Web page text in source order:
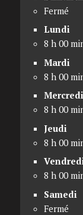
Fermé
Lundi
8 h 00
Mardi
8 h 00
Mercredi
8 h 00
Jeudi
8 h 00
8 h 00
Samedi
Fermé